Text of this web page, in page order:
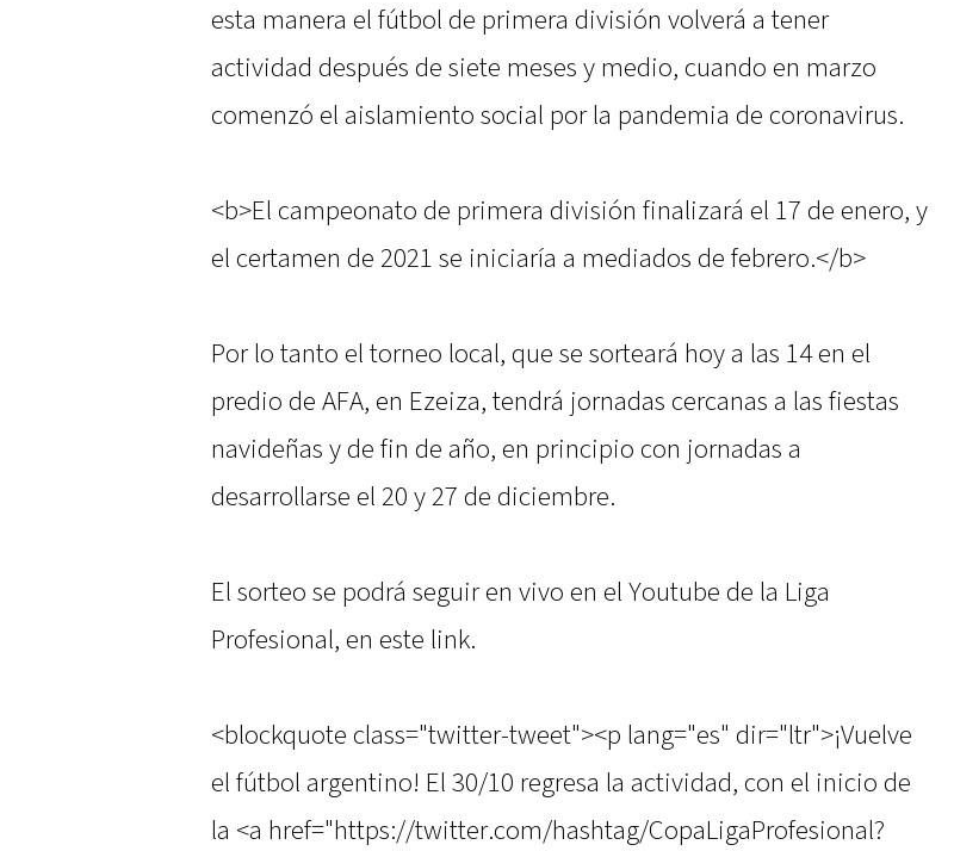
esta manera el fútbol de primera división volverá a tener
actividad después de siete meses y medio, cuando en marzo
comenzó el aislamiento social por la pandemia de coronavirus.
<b>El campeonato de primera división finalizará el 17 de enero, y
el certamen de 2021 se iniciaría a mediados de febrero.</b>
Por lo tanto el torneo local, que se sorteará hoy a las 14 en el
predio de AFA, en Ezeiza, tendrá jornadas cercanas a las fiestas
navideñas y de fin de año, en principio con jornadas a
desarrollarse el 20 y 27 de diciembre.
El sorteo se podrá seguir en vivo en el Youtube de la Liga
Profesional, en este link.
<blockquote class="twitter-tweet"><p lang="es" dir="ltr">¡Vuelve
el fútbol argentino! El 30/10 regresa la actividad, con el inicio de
la <a href="https://twitter.com/hashtag/CopaLigaProfesional?